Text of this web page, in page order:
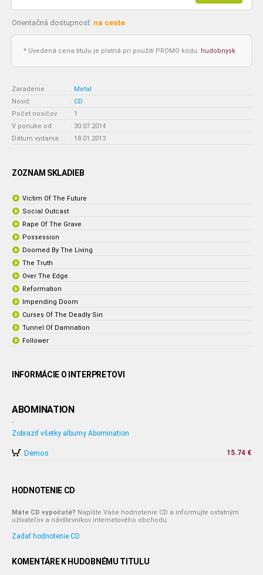
Orientačná dostupnosť: na ceste
* Uvedená cena titulu je platná pri použití PROMO kódu: hudobnysk
Zaradenie : Metal
Nosič
: CD
Počet nosičov
: 1
V ponuke od
: 30.07.2014
Dátum vydania
: 18.01.2013
ZOZNAM SKLADIEB
Victim Of The Future
Social Outcast
Rape Of The Grave
Possession
Doomed By The Living
The Truth
Over The Edge
Reformation
Impending Doom
Curses Of The Deadly Sin
Tunnel Of Damnation
Follower
INFORMÁCIE O INTERPRETOVI
ABOMINATION
-
Zobraziť všetky albumy Abomination
Demos 15.74 €
HODNOTENIE CD
Máte CD vypočuté? Napíšte Vaše hodnotenie CD a informujte ostatným
užívateľov a návštevníkov internetového obchodu.
Zadať hodnotenie CD
KOMENTÁRE K HUDOBNÉMU TITULU